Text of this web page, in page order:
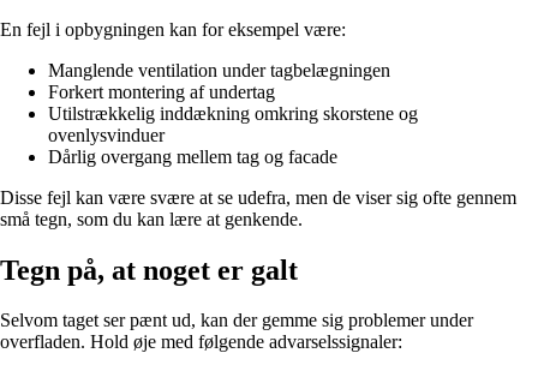
En fejl i opbygningen kan for eksempel være:
Manglende ventilation under tagbelægningen
Forkert montering af undertag
Utilstrækkelig inddækning omkring skorstene og
ovenlysvinduer
Dårlig overgang mellem tag og facade
Disse fejl kan være svære at se udefra, men de viser sig ofte gennem
små tegn, som du kan lære at genkende.
Tegn på, at noget er galt
Selvom taget ser pænt ud, kan der gemme sig problemer under
overfladen. Hold øje med følgende advarselssignaler: